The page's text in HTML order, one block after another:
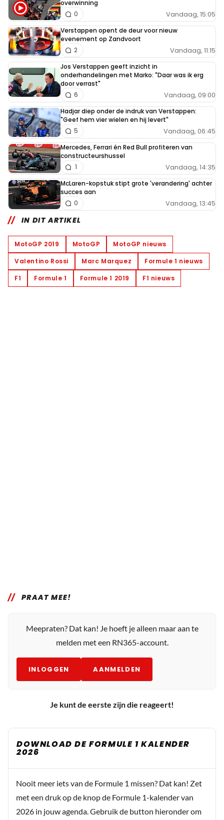
overwinning
Vandaag, 15:05
0
Verstappen opent de deur voor nieuw
evenement op Zandvoort
Vandaag, 11:15
2
Jos Verstappen geeft inzicht in
onderhandelingen met Marko: "Daar was ik erg
door verrast"
Vandaag, 09:00
6
Hadjar diep onder de indruk van Verstappen:
"Geef hem vier wielen en hij levert"
Vandaag, 06:45
5
Mercedes, Ferrari én Red Bull profiteren van
constructeurshussel
Vandaag, 14:35
1
McLaren-kopstuk stipt grote 'verandering' achter
succes aan
Vandaag, 13:45
0
IN DIT ARTIKEL
MotoGP 2019 MotoGP
MotoGP nieuws
Valentino Rossi
Marc Marquez
Formule 1 nieuws
F1
Formule 1 Formule 1 2019 F1 nieuws
PRAAT MEE!
Meepraten? Dat kan! Je hoeft je alleen maar aan te
melden met een RN365-account.
INLOGGEN AANMELDEN
Je kunt de eerste zijn die reageert!
DOWNLOAD DE FORMULE 1 KALENDER
2026
Nooit meer iets van de Formule 1 missen? Dat kan! Zet
met een druk op de knop de Formule 1-kalender van
2026 in jouw agenda. Gebruik de button hieronder om